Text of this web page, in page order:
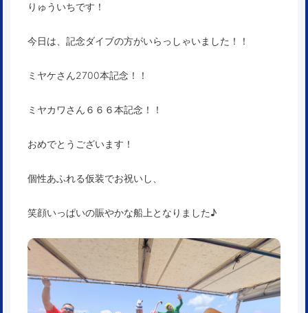
りゅういちです！
今日は、記念ダイブの方がいらっしゃいました！！
ミヤケさん2700本記念！！
ミヤカワさん６６６本記念！！
おめでとうございます！
個性あふれる仮装でお祝いし、
笑顔いっぱいの賑やかな船上となりました♪